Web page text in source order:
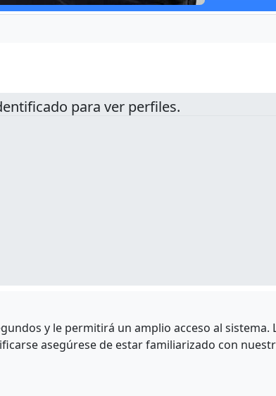
para ver perfiles.
y le permitirá un amplio acceso al sistema.
asegúrese de estar familiarizado con